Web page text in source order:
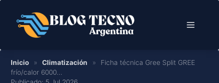
contenido
Menú
Inicio » Climatización »
Ficha técnica Gree Split GREE
frío/calor 6000…